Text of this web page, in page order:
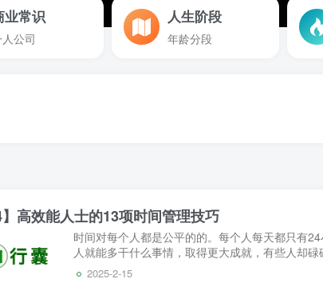
业常识
公司
人生阶段
年龄分段
】高效能人士的13项时间管理技巧
时间对每个人都是公平的的。每个人每天都只有
人就能多干什么事情，取得更大成就，有些人却
瞎忙，不知道这忙什么呢？区别在于时间管理的技
2025-2-15